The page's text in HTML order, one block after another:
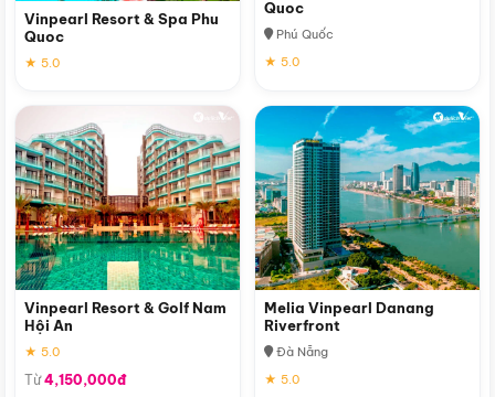
Vinpearl Resort & Spa Phu
Quoc
★ 5.0
Quoc
Phú Quốc
★ 5.0
Vinpearl Resort & Golf Nam
Hội An
★ 5.0
Từ4,150,000đ
Melia Vinpearl Danang
Riverfront
Đà Nẵng
★ 5.0